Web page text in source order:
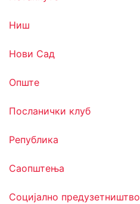
Ниш
Нови Сад
Опште
Посланички клуб
Република
Саопштења
Социјално предузетништво